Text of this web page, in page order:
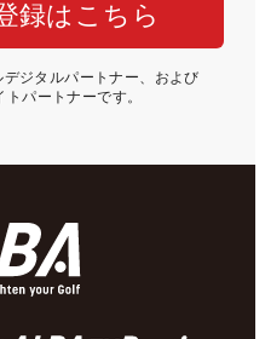
録はこちら
ジタルパートナー、および
パートナーです。